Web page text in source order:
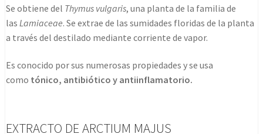
Se obtiene del Thymus vulgaris, una planta de la familia de
las Lamiaceae. Se extrae de las sumidades floridas de la planta
a través del destilado mediante corriente de vapor.
Es conocido por sus numerosas propiedades y se usa
como tónico, antibiótico y antiinflamatorio.
EXTRACTO DE ARCTIUM MAJUS